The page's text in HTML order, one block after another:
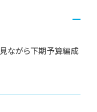
ながら下期予算編成